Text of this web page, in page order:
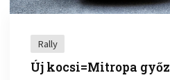
Rally
Új kocsi=Mitropa